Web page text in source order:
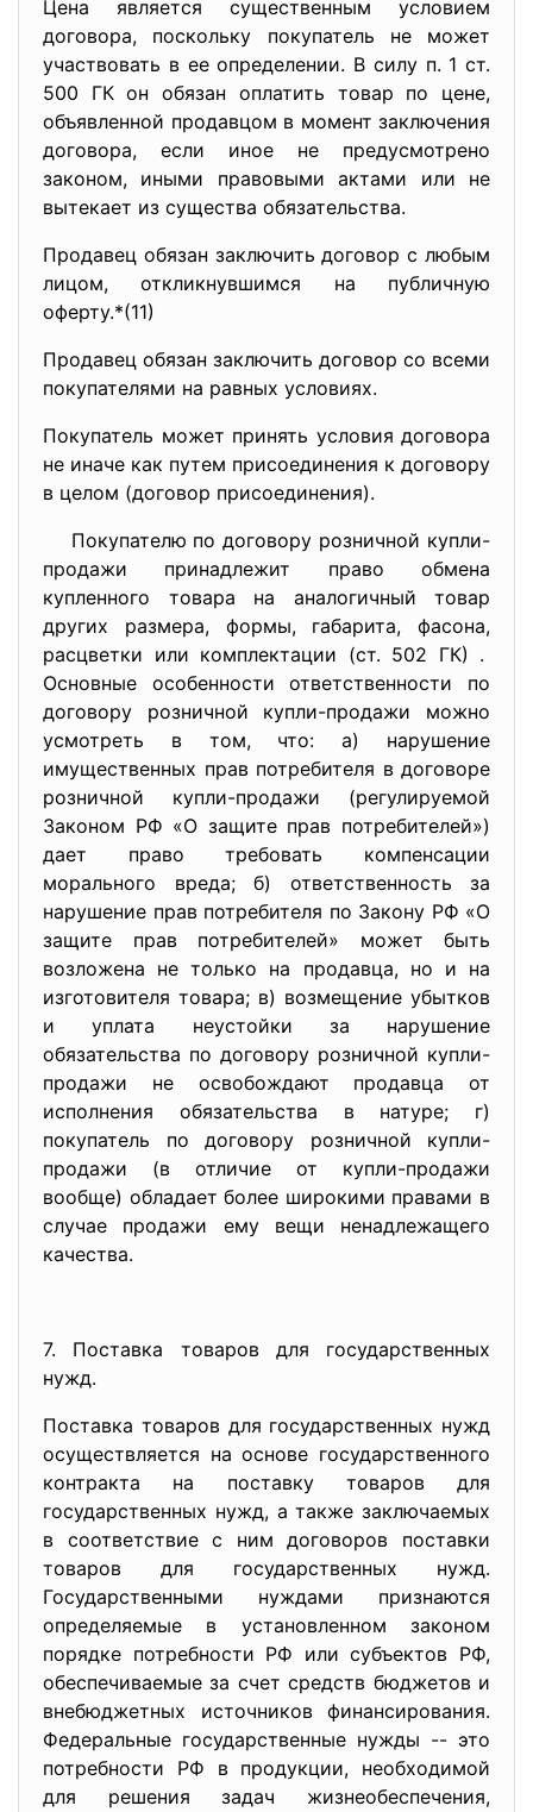
Цена является существенным условием
договора, поскольку покупатель не может
участвовать в ее определении. В силу п. 1 ст.
500 ГК он обязан оплатить товар по цене,
объявленной продавцом в момент заключения
договора, если иное не предусмотрено
законом, иными правовыми актами или не
вытекает из существа обязательства.
Продавец обязан заключить договор с любым
лицом, откликнувшимся на публичную
оферту.*(11)
Продавец обязан заключить договор со всеми
покупателями на равных условиях.
Покупатель может принять условия договора
не иначе как путем присоединения к договору
в целом (договор присоединения).
Покупателю по договору розничной купли-
продажи принадлежит право обмена
купленного товара на аналогичный товар
других размера, формы, габарита, фасона,
расцветки или комплектации (ст. 502 ГК) .
Основные особенности ответственности по
договору розничной купли-продажи можно
усмотреть в том, что: а) нарушение
имущественных прав потребителя в договоре
розничной купли-продажи (регулируемой
Законом РФ «О защите прав потребителей»)
дает право требовать компенсации
морального вреда; б) ответственность за
нарушение прав потребителя по Закону РФ «О
защите прав потребителей» может быть
возложена не только на продавца, но и на
изготовителя товара; в) возмещение убытков
и уплата неустойки за нарушение
обязательства по договору розничной купли-
продажи не освобождают продавца от
исполнения обязательства в натуре; г)
покупатель по договору розничной купли-
продажи (в отличие от купли-продажи
вообще) обладает более широкими правами в
случае продажи ему вещи ненадлежащего
качества.
7. Поставка товаров для государственных
нужд.
Поставка товаров для государственных нужд
осуществляется на основе государственного
контракта на поставку товаров для
государственных нужд, а также заключаемых
в соответствие с ним договоров поставки
товаров для государственных нужд.
Государственными нуждами признаются
определяемые в установленном законом
порядке потребности РФ или субъектов РФ,
обеспечиваемые за счет средств бюджетов и
внебюджетных источников финансирования.
Федеральные государственные нужды -- это
потребности РФ в продукции, необходимой
для решения задач жизнеобеспечения,